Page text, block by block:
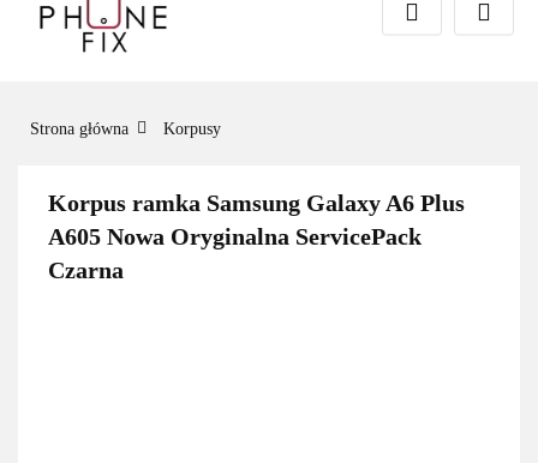
Załóż konto
Strona główna Korpusy
Korpus ramka Samsung Galaxy A6 Plus
A605 Nowa Oryginalna ServicePack
Czarna